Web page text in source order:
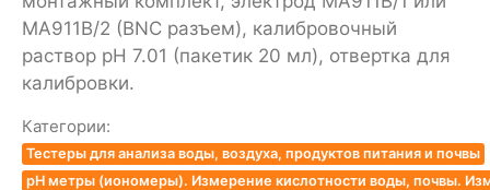
MA911B/2 (BNC разъем), калибровочный
раствор pH 7.01 (пакетик 20 мл), отвертка для
калибровки.
Категории:
Тестеры для анализа воды, воздуха, продуктов питания и почвы
pH метры (иономеры). Измерение кислотности воды, почвы.